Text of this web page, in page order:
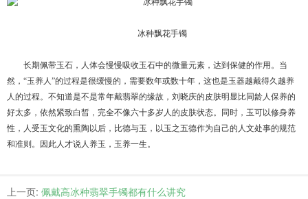
冰种飘花手镯
长期佩带玉石，人体会慢慢吸收玉石中的微量元素，达到保健的作用。当
然，“玉养人”的过程是很缓慢的，需要数年或数十年，这也是玉器越戴得久越养
人的过程。 不知道是不是常年戴翡翠的缘故，刘晓庆的皮肤明显比同龄人保养的
好太多，依然紧致白皙，完全不像六十多岁人的皮肤状态。
同时，玉可以修身养
性，人受玉文化的熏陶以后，比德与玉，以玉之五德作为自己的人文处事的规范
和准则。因此人才说人养玉，玉养一生。
上一页: 佩戴高冰种翡翠手镯都有什么讲究